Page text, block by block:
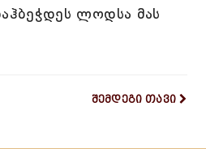
ლოდსა მას
შემდეგი თავი